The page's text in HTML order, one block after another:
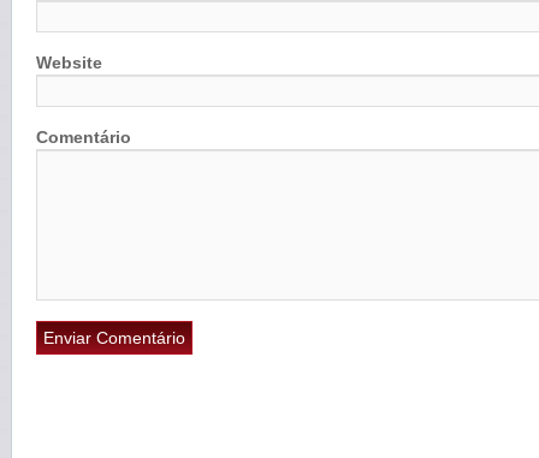
Website
Comentário